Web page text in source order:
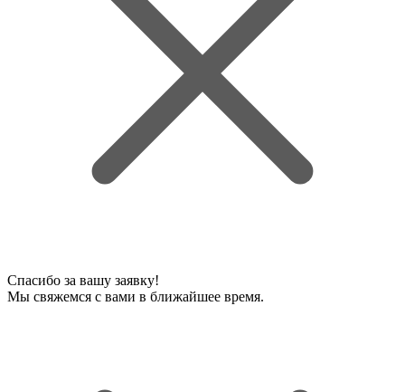
Спасибо за вашу заявку!
Мы свяжемся с вами в ближайшее время.